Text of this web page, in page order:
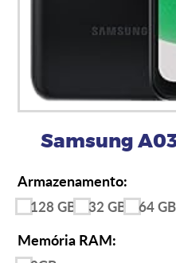
Samsung
Armazenamento:
128 GB 32 GB 64 GB
Memória RAM: